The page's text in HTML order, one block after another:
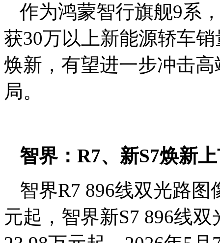
作为鸿蒙智行旗舰9系
获30万以上新能源轿车
焕新，有望进一步冲击
局。
智界： R7、新S7焕新
智界R7 896线双光路
元起，智界新S7 896线